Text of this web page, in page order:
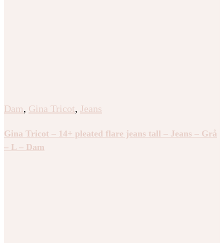
Dam, Gina Tricot, Jeans
Gina Tricot – 14+ pleated flare jeans tall – Jeans – Grå
– L – Dam